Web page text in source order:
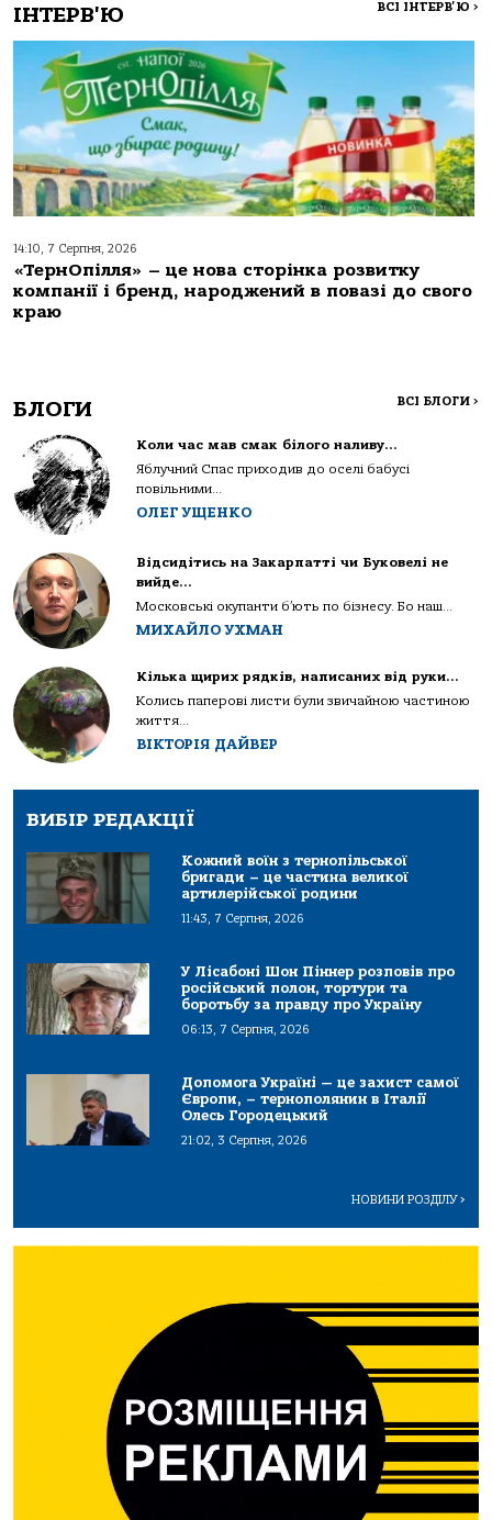
ІНТЕРВ'Ю ВСІ ІНТЕРВ'Ю >
14:10, 7 Серпня, 2026
«ТернОпілля» – це нова сторінка розвитку
компанії і бренд, народжений в повазі до свого
краю
БЛОГИ ВСІ БЛОГИ >
Коли час мав смак білого наливу…
Яблучний Спас приходив до оселі бабусі
повільними...
ОЛЕГ УЩЕНКО
Відсидітись на Закарпатті чи Буковелі не
вийде…
Московські окупанти б’ють по бізнесу. Бо наш...
МИХАЙЛО УХМАН
Кілька щирих рядків, написаних від руки…
Колись паперові листи були звичайною частиною
життя...
ВІКТОРІЯ ДАЙВЕР
ВИБІР РЕДАКЦІЇ
Кожний воїн з тернопільської
бригади – це частина великої
артилерійської родини
11:43, 7 Серпня, 2026
У Лісабоні Шон Піннер розповів про
російський полон, тортури та
боротьбу за правду про Україну
06:13, 7 Серпня, 2026
Допомога Україні — це захист самої
Європи, – тернополянин в Італії
Олесь Городецький
21:02, 3 Серпня, 2026
НОВИНИ РОЗДІЛУ>